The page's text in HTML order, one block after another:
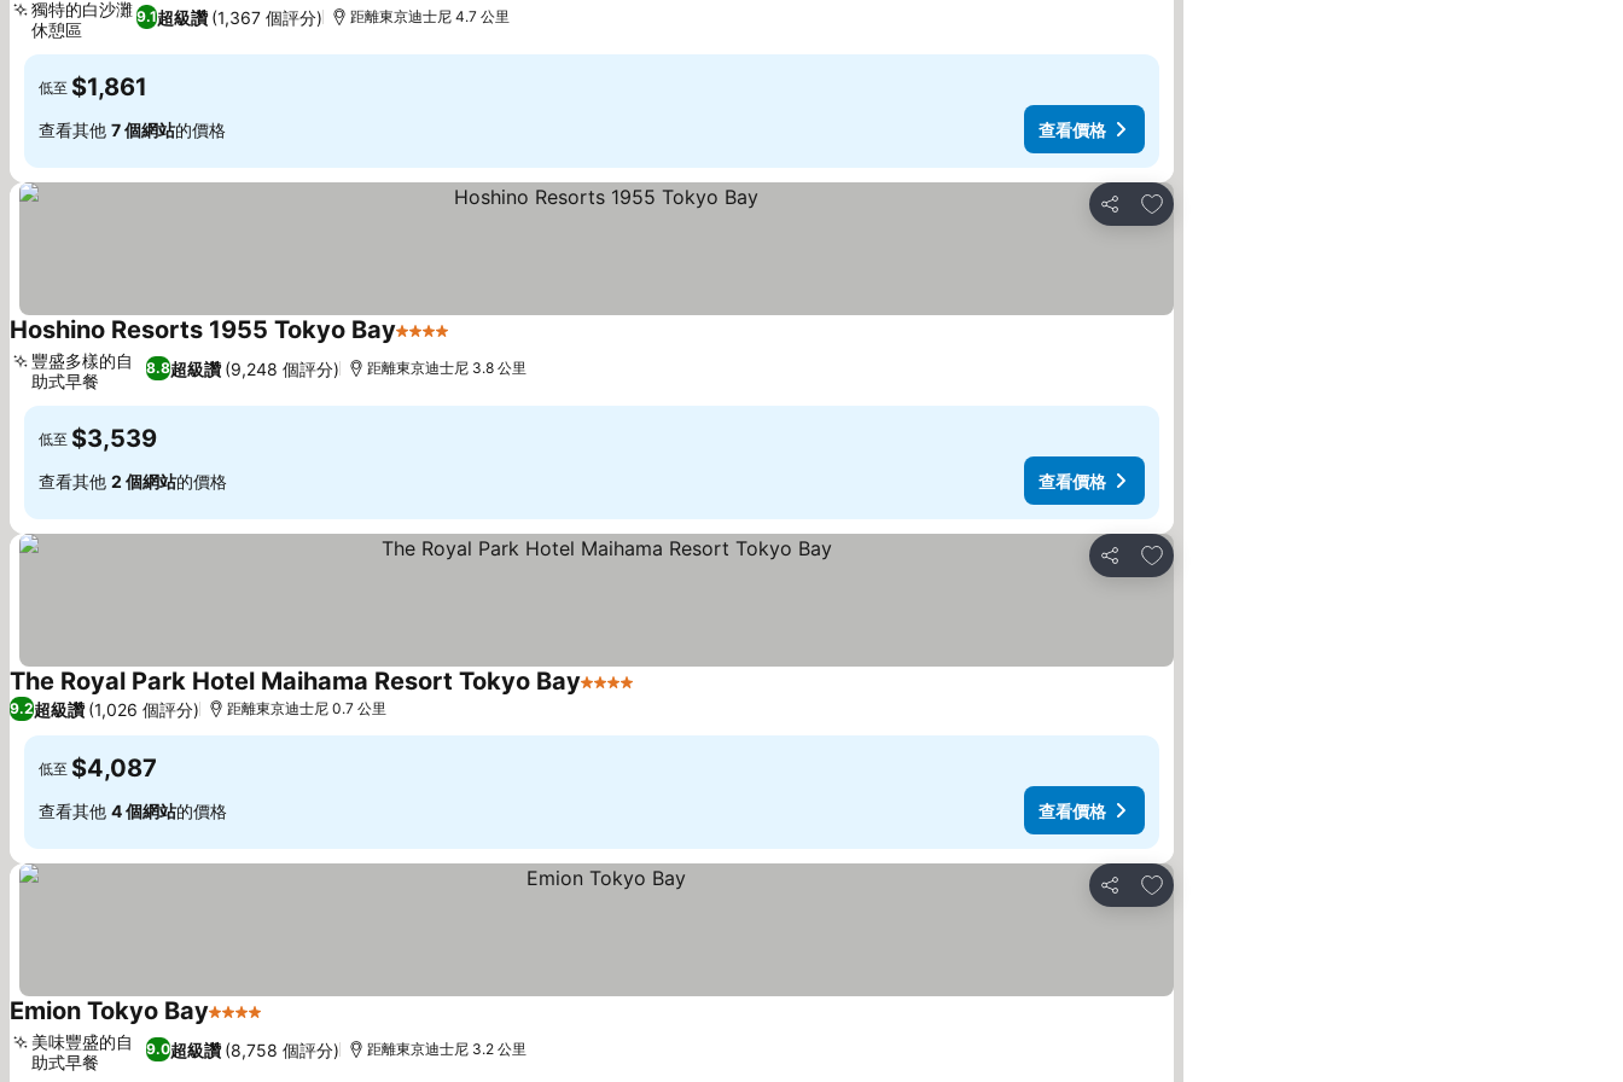
9.1超級讚 (1,367 個評分)
獨特的白沙灘
休憩區
距離東京迪士尼 4.7 公里
低至 $1,861
查看其他 7 個網站的價格 查看價格
分享
加入我的最愛
Hoshino Resorts 1955 Tokyo Bay4 星級
8.8超級讚 (9,248 個評分)
豐盛多樣的自
助式早餐
距離東京迪士尼 3.8 公里
低至 $3,539
查看其他 2 個網站的價格 查看價格
分享
加入我的最愛
The Royal Park Hotel Maihama Resort Tokyo Bay4 星級
9.2超級讚 (1,026 個評分) 距離東京迪士尼 0.7 公里
低至 $4,087
查看其他 4 個網站的價格 查看價格
分享
加入我的最愛
Emion Tokyo Bay4 星級
9.0超級讚 (8,758 個評分)
美味豐盛的自
助式早餐
距離東京迪士尼 3.2 公里